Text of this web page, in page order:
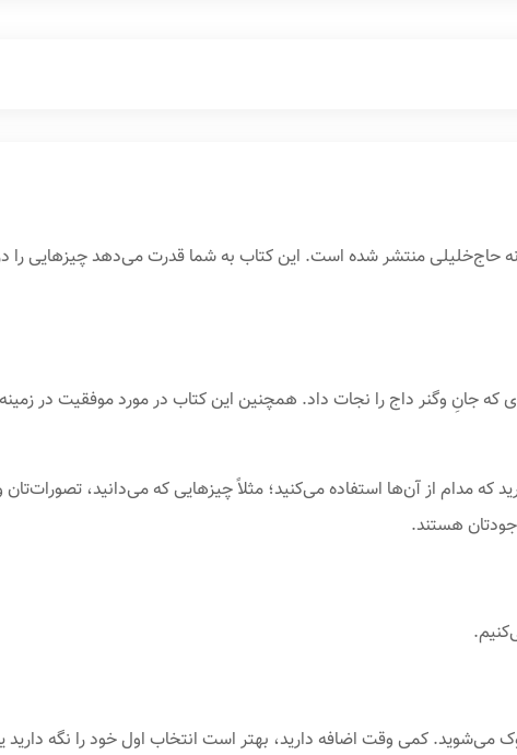
حاج‌خلیلی منتشر شده است. این کتاب به شما قدرت می‌دهد چیزهایی را
که جانِ وگنر داج را نجات داد. همچنین این کتاب در مورد موفقیت در
مدام از آن‌ها استفاده می‌کنید؛ مثلاً چیزهایی که می‌دانید، تصورات‌تان
هستند.
می‌شوید. کمی وقت اضافه دارید، بهتر است انتخاب اول خود را نگه دارید